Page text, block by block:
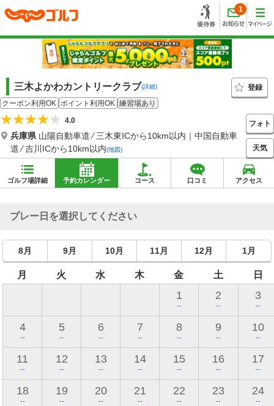
1
三木よかわカントリークラブ(詳細)
登録
クーポン利用OK ポイント利用OK 練習場あり
4.0
兵庫県 山陽自動車道 ⁄ 三木東ICから10km以内｜中国自動車
道 ⁄ 吉川ICから10km以内(地図)
フォト
天気
ゴルフ場詳細 予約カレンダー コース 口コミ アクセス
プレー日を選択してください
8月 9月 10月 11月 12月 1月
月 火 水 木 金 土 日
1
--
2
--
3
--
4
--
5
--
6
--
7
--
8
--
9
--
10
--
11
--
12
--
13
--
14
--
15
--
16
--
17
--
18
--
19
--
20
--
21
--
22
--
23
--
24
--